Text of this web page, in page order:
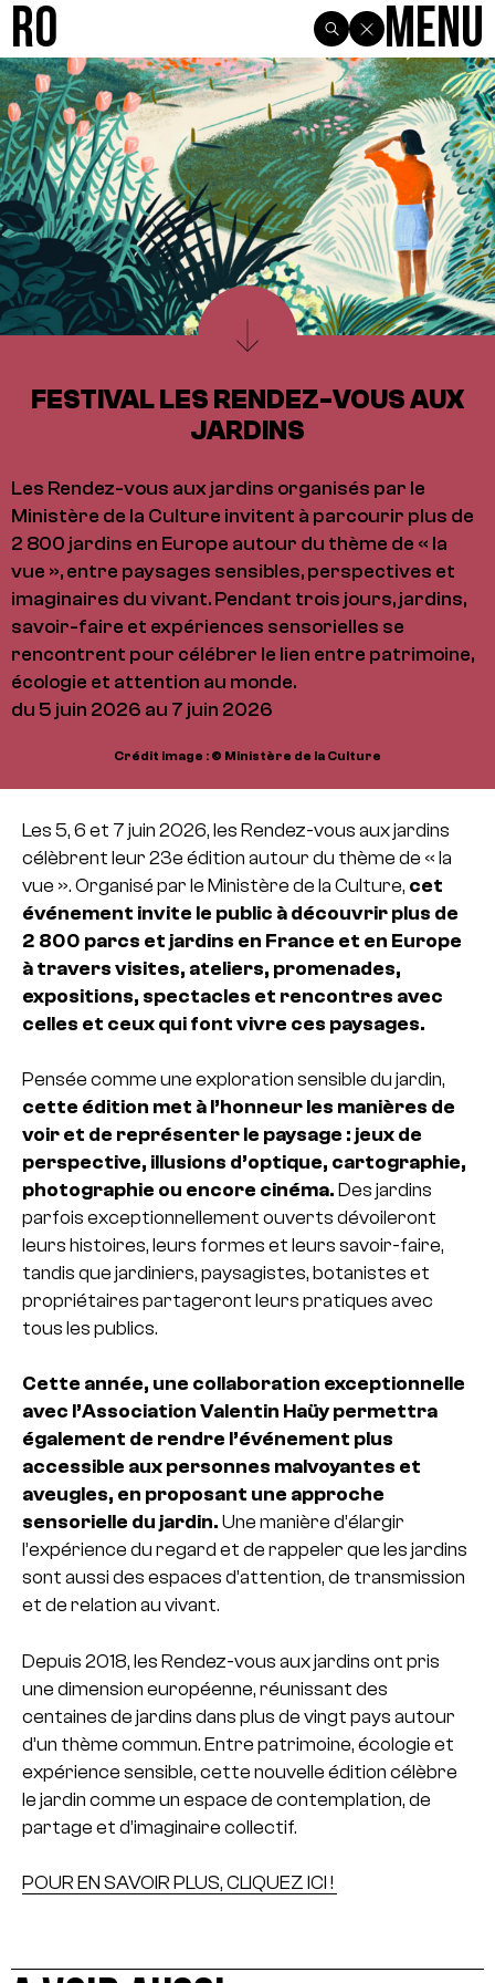
R0 Menu
FESTIVAL LES RENDEZ-VOUS AUX
JARDINS
Les Rendez-vous aux jardins organisés par le
Ministère de la Culture invitent à parcourir plus de
2 800 jardins en Europe autour du thème de « la
vue », entre paysages sensibles, perspectives et
imaginaires du vivant. Pendant trois jours, jardins,
savoir-faire et expériences sensorielles se
rencontrent pour célébrer le lien entre patrimoine,
écologie et attention au monde.
du 5 juin 2026 au 7 juin 2026
Crédit image : © Ministère de la Culture
Les 5, 6 et 7 juin 2026, les Rendez-vous aux jardins
célèbrent leur 23e édition autour du thème de « la
vue ». Organisé par le Ministère de la Culture, cet
événement invite le public à découvrir plus de
2 800 parcs et jardins en France et en Europe
à travers visites, ateliers, promenades,
expositions, spectacles et rencontres avec
celles et ceux qui font vivre ces paysages.
Pensée comme une exploration sensible du jardin,
cette édition met à l’honneur les manières de
voir et de représenter le paysage : jeux de
perspective, illusions d’optique, cartographie,
photographie ou encore cinéma. Des jardins
parfois exceptionnellement ouverts dévoileront
leurs histoires, leurs formes et leurs savoir-faire,
tandis que jardiniers, paysagistes, botanistes et
propriétaires partageront leurs pratiques avec
tous les publics.
Cette année, une collaboration exceptionnelle
avec l’Association Valentin Haüy permettra
également de rendre l’événement plus
accessible aux personnes malvoyantes et
aveugles, en proposant une approche
sensorielle du jardin. Une manière d’élargir
l’expérience du regard et de rappeler que les jardins
sont aussi des espaces d’attention, de transmission
et de relation au vivant.
Depuis 2018, les Rendez-vous aux jardins ont pris
une dimension européenne, réunissant des
centaines de jardins dans plus de vingt pays autour
d’un thème commun. Entre patrimoine, écologie et
expérience sensible, cette nouvelle édition célèbre
le jardin comme un espace de contemplation, de
partage et d’imaginaire collectif.
POUR EN SAVOIR PLUS, CLIQUEZ ICI !